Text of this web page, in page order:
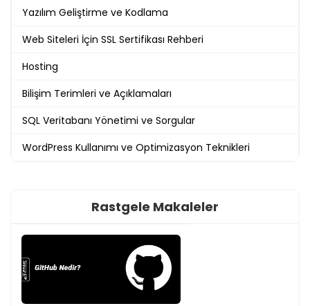
Yazılım Geliştirme ve Kodlama
Web Siteleri İçin SSL Sertifikası Rehberi
Hosting
Bilişim Terimleri ve Açıklamaları
SQL Veritabanı Yönetimi ve Sorgular
WordPress Kullanımı ve Optimizasyon Teknikleri
Rastgele Makaleler